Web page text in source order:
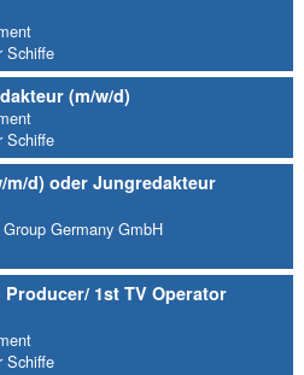
Schiffe
(m/w/d)
Schiffe
m/d) oder Jungredakteur
Germany GmbH
1st TV Operator
Schiffe